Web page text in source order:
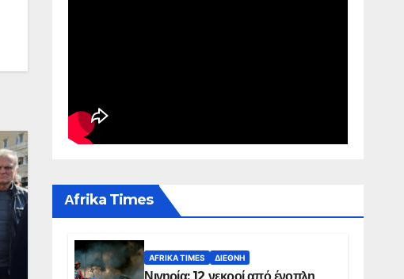
Αfrika Times
AFRIKA TIMES ΔΙΕΘΝΉ
Νιγηρία: 12 νεκροί από ένοπλη